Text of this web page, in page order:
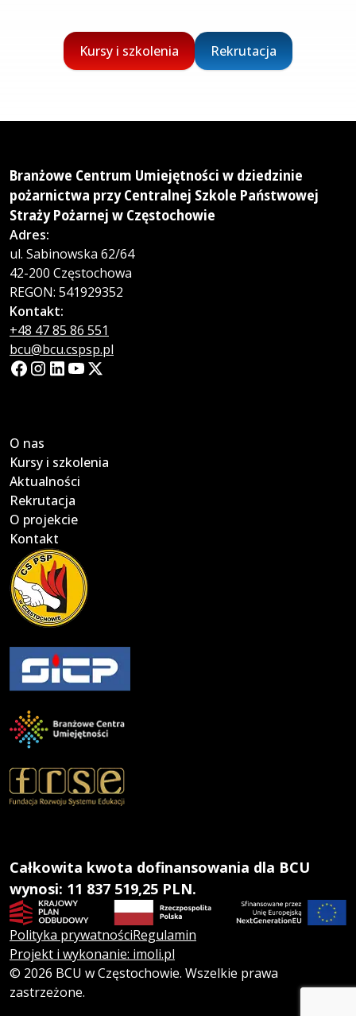
Kursy i szkolenia Rekrutacja
Branżowe Centrum Umiejętności w dziedzinie
pożarnictwa przy Centralnej Szkole Państwowej
Straży Pożarnej w Częstochowie
Adres:
ul. Sabinowska 62/64
42-200 Częstochowa
REGON: 541929352
Kontakt:
+48 47 85 86 551
bcu@bcu.cspsp.pl
O nas
Kursy i szkolenia
Aktualności
Rekrutacja
O projekcie
Kontakt
© 2026 BCU w Częstochowie. Wszelkie prawa
zastrzeżone.
Polityka prywatnościRegulamin
Projekt i wykonanie: imoli.pl
Całkowita kwota dofinansowania dla BCU
wynosi: 11 837 519,25 PLN.